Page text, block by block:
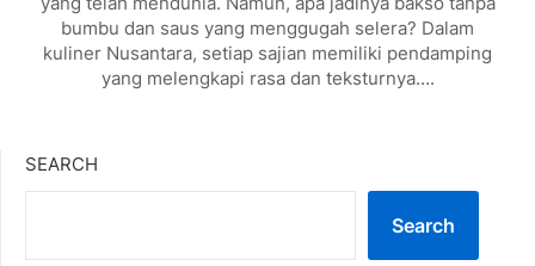
bumbu dan saus yang menggugah selera? Dalam
kuliner Nusantara, setiap sajian memiliki pendamping
yang melengkapi rasa dan teksturnya….
SEARCH
Search